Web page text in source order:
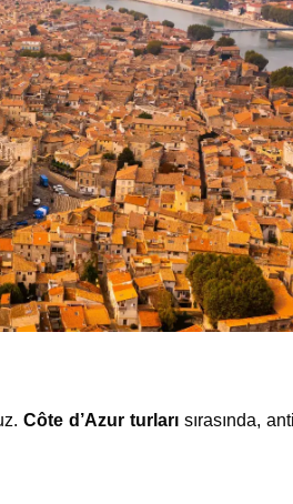
Côte d’Azur turlarısırasında,